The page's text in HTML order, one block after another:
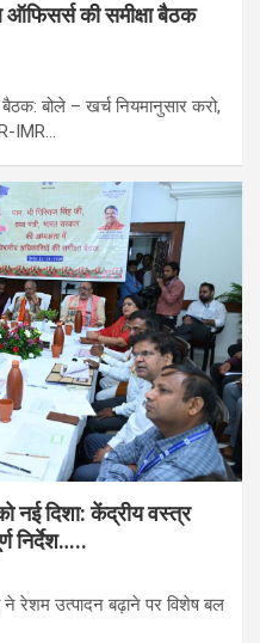
की समीक्षा बैठक
बोले – खर्च नियमानुसार करो,
IMR…
नई दिशा: केंद्रीय वस्त्र
निर्देश…..
ने रेशम उत्पादन बढ़ाने पर विशेष बल